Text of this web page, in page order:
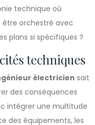
technique où
orchestré avec
plans si spécifiques ?
techniques
électricien sait
des conséquences
intégrer une multitude
des équipements, les